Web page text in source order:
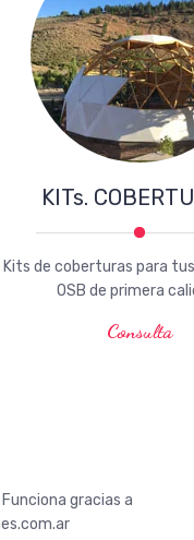
KITs.
Kits de coberturas para
OSB de primera
Consulta
Funciona gracias a